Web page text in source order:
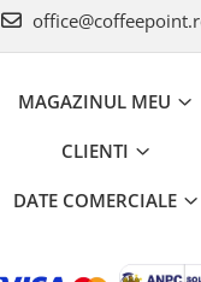
MAGAZINUL MEU
CLIENTI
DATE COMERCIALE